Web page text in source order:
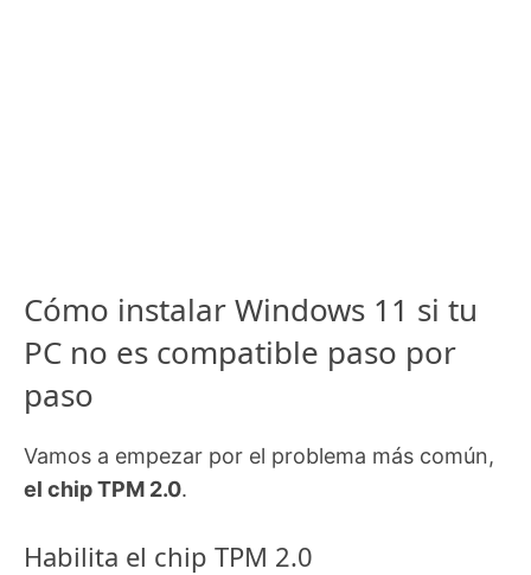
Cómo instalar Windows 11 si tu
PC no es compatible paso por
paso
Vamos a empezar por el problema más común,
el chip TPM 2.0.
Habilita el chip TPM 2.0